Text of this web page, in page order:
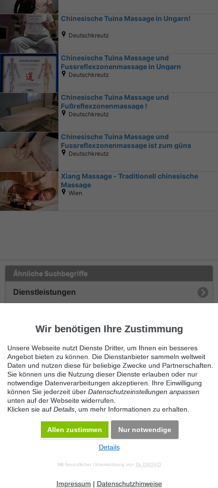
Chinesische Tuina Massage in Ungarn!
Deutschkreutz
Chinesische Tuina Massage und
Fussreflexzonenmassage in Ungarn
Deutschkreutz
Chinesische Tuina Massage und
Fußreflexzonenmassage !
Deutschkreutz
Chinesische Tuina Massage und
Fussreflexzonenmassage ist zum güns
Deutschkreutz
Xiang Massage - Traditionell chinesische
Massage
Wien
Ähnliche Suchbegriffe
Dienstleistungen
Kinder
Tiere
Senioren
Sonstige Betreuung
Datenschutz Impressum Kontakt Datenschutz anpassen Desktop Version
Wir benötigen Ihre Zustimmung
Unsere Webseite nutzt Dienste Dritter, um Ihnen ein besseres
Angebot bieten zu können. Die Dienstanbieter sammeln weltweit
Daten und nutzen diese für beliebige Zwecke und Partnerschaften.
Sie können uns die Nutzung dieser Dienste erlauben oder nur
notwendige Datenverarbeitungen akzeptieren. Ihre Einwilligung
können Sie jederzeit über Datenschutzeinstellungen anpassen
unten auf der Webseite widerrufen.
Klicken sie auf Details , um mehr Informationen zu erhalten.
Allen zustimmen Nur notwendige
Details
Mit freundlicher Unterstützung von Dr. DSGVO
Impressum | Datenschutzhinweise